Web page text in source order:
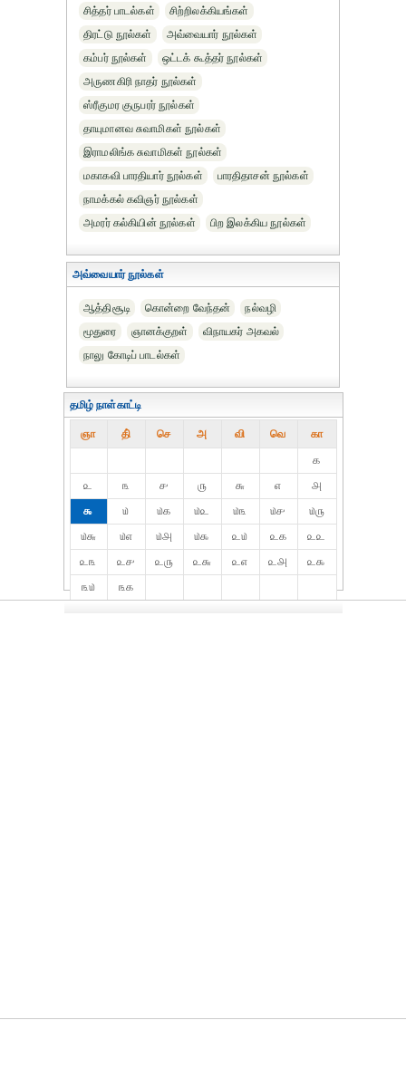
சித்தர் பாடல்கள்
சிற்றிலக்கியங்கள்
திரட்டு நூல்கள்
அவ்வையார் நூல்கள்
கம்பர் நூல்கள்
ஒட்டக் கூத்தர் நூல்கள்
அருணகிரி நாதர் நூல்கள்
ஸ்ரீகுமர குருபரர் நூல்கள்
தாயுமானவ சுவாமிகள் நூல்கள்
இராமலிங்க சுவாமிகள் நூல்கள்
மகாகவி பாரதியார் நூல்கள்
பாரதிதாசன் நூல்கள்
நாமக்கல் கவிஞர் நூல்கள்
அமரர் கல்கியின் நூல்கள்
பிற இலக்கிய நூல்கள்
அவ்வையார் நூல்கள்
ஆத்திசூடி கொன்றை வேந்தன்
நல்வழி
மூதுரை
ஞானக்குறள்
விநாயகர் அகவல்
நாலு கோடிப் பாடல்கள்
தமிழ் நாள்காட்டி
ஞா தி் செ அ வி வெ கா
௧
௨
௩ ௪ ௫ ௬ ௭
௮
௯
௰ ௰௧ ௰௨ ௰௩ ௰௪
௰௫
௰௬
௰௭ ௰௮ ௰௯ ௨௰ ௨௧
௨௨
௨௩
௨௪ ௨௫ ௨௬ ௨௭ ௨௮
௨௯
௩௰
௩௧